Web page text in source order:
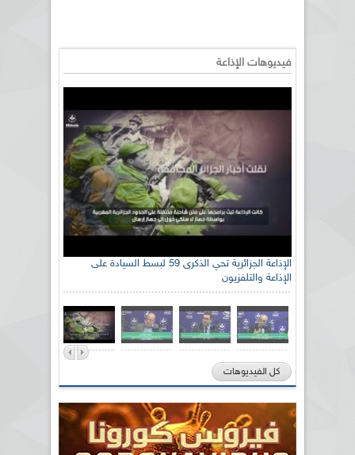
فيديوهات الإذاعة
الإذاعة الجزائرية تحي الذكرى 59 لبسط السيادة على
الإذاعة والتلفزيون
كل الفيديوهات